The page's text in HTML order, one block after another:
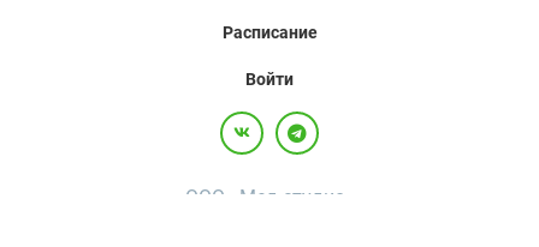
Расписание
Войти
ООО «Мед.студио»